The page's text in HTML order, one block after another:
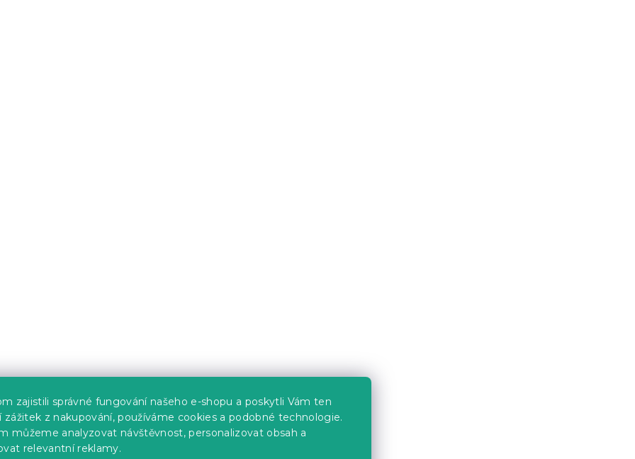
zajistili správné fungování našeho e-shopu a poskytli Vám ten
zážitek z nakupování, používáme cookies a podobné technologie.
můžeme analyzovat návštěvnost, personalizovat obsah a
relevantní reklamy.